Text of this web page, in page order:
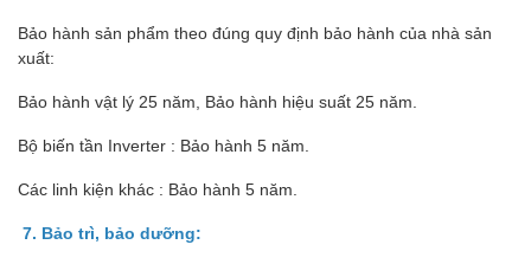
Bảo hành sản phẩm theo đúng quy định bảo hành của nhà sản
xuất:
Bảo hành vật lý 25 năm, Bảo hành hiệu suất 25 năm.
Bộ biến tần Inverter : Bảo hành 5 năm.
Các linh kiện khác : Bảo hành 5 năm.
7. Bảo trì, bảo dưỡng: